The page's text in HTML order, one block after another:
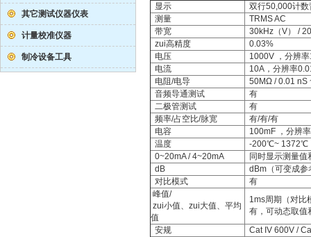
其它测试仪器仪表
计量校准仪器
制冷设备工具
显示
双行50,000计
测量
TRMS AC
带宽
30kHz（V） /
zui高精度
0.03%
电压
1000V ，分辨
电流
10A，分辨率
电阻/电导
50MΩ / 0.01 nS
音频导通测试
有
二极管测试
有
频率/占空比/脉宽
有/有/有
电容
100mF ，分辨
温度
-200℃~ 1372℃
0~20mA / 4~20mA
同时显示测量值
dB
dBm（可变成参
对比模式
有
峰值/
zui小值、zui大值、平均
值
1ms周期（对比
有，可动态取值
安规
Cat IV 600V /